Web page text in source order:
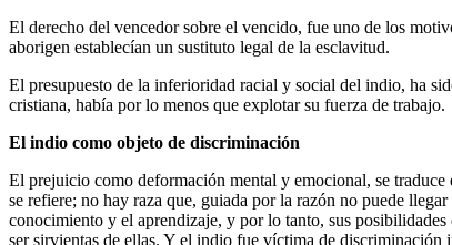
El derecho del vencedor sobre el vencido, fue uno de los
aborigen establecían un sustituto legal de la esclavitud.
El presupuesto de la inferioridad racial y social del indio, ha
cristiana, había por lo menos que explotar su fuerza de trabajo.
El indio como objeto de discriminación
El prejuicio como deformación mental y emocional, se
se refiere; no hay raza que, guiada por la razón no puede
conocimiento y el aprendizaje, y por lo tanto, sus posibilidades
ser sirvientas de ellas. Y el indio fue víctima de discriminación